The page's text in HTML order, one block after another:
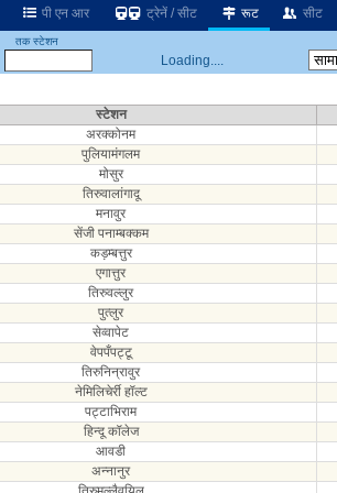
पी एन आर ट्रेनें / सीट रूट सीट
तक स्टेशन
Loading....
स्टेशन
अरक्कोनम
पुलियामंगलम
मोसुर
तिरुवालांगादू
मनावुर
सेंजी पनाम्बक्कम
कड़म्बत्तुर
एगात्तुर
तिरुवल्लुर
पुत्लुर
सेव्वापेट
वेपपँपट्टू
तिरुनिन्रावुर
नेमिलिचेर्री हॉल्ट
पट्टाभिराम
हिन्दू कॉलेज
आवडी
अन्नानुर